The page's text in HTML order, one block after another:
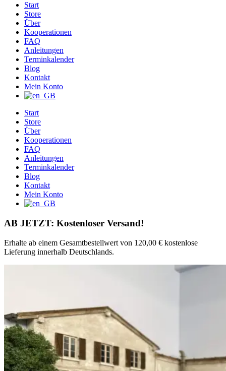
Start
Store
Über
Kooperationen
FAQ
Anleitungen
Terminkalender
Blog
Kontakt
Mein Konto
Start
Store
Über
Kooperationen
FAQ
Anleitungen
Terminkalender
Blog
Kontakt
Mein Konto
AB JETZT: Kostenloser Versand!
Erhalte ab einem Gesamtbestellwert von 120,00 € kostenlose
Lieferung innerhalb Deutschlands.